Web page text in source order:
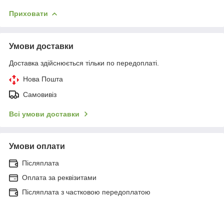
Приховати
Умови доставки
Доставка здійснюється тільки по передоплаті.
Нова Пошта
Самовивіз
Всі умови доставки
Умови оплати
Післяплата
Оплата за реквізитами
Післяплата з частковою передоплатою